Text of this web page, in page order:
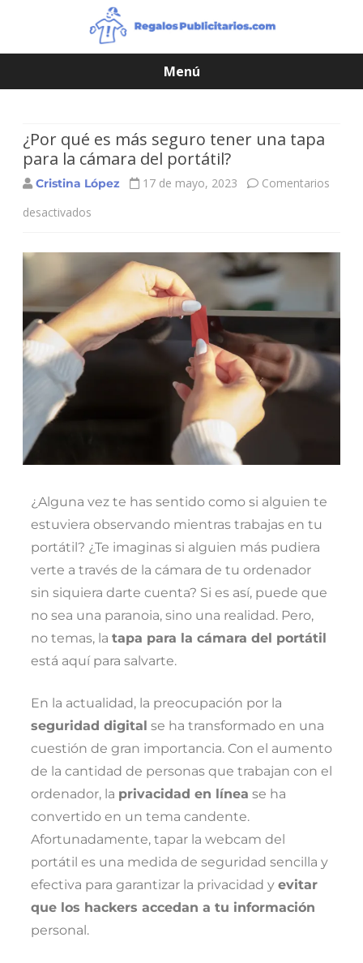
Menú
¿Por qué es más seguro tener una tapa
para la cámara del portátil?
Cristina López 17 de mayo, 2023
Comentarios
desactivados
¿Alguna vez te has sentido como si alguien te
estuviera observando mientras trabajas en tu
portátil? ¿Te imaginas si alguien más pudiera
verte a través de la cámara de tu ordenador
sin siquiera darte cuenta? Si es así, puede que
no sea una paranoia, sino una realidad. Pero,
no temas, la tapa para la cámara del portátil
está aquí para salvarte.
En la actualidad, la preocupación por la
seguridad digital se ha transformado en una
cuestión de gran importancia. Con el aumento
de la cantidad de personas que trabajan con el
ordenador, la privacidad en línea se ha
convertido en un tema candente.
Afortunadamente, tapar la webcam del
portátil es una medida de seguridad sencilla y
efectiva para garantizar la privacidad y evitar
que los hackers accedan a tu información
personal.